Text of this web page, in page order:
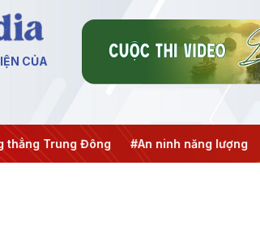
CỦA
Trung Đông #An ninh năng lượng